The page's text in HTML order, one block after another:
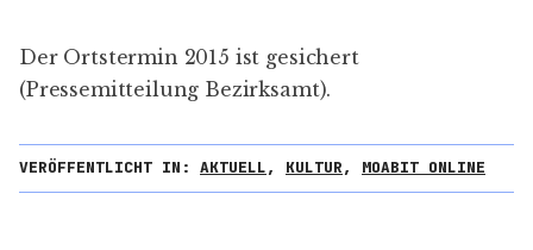
Der Ortstermin 2015 ist gesichert
(Pressemitteilung Bezirksamt).
VERÖFFENTLICHT IN: AKTUELL, KULTUR, MOABIT ONLINE